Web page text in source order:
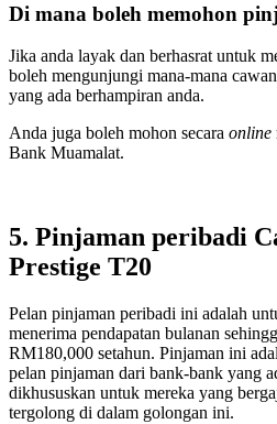
Di mana boleh memohon
Jika anda layak dan berhasrat untuk
boleh mengunjungi mana-mana
yang ada berhampiran anda.
Anda juga boleh mohon secara online
Bank Muamalat.
5. Pinjaman peribadi
Prestige T20
Pelan pinjaman peribadi ini adalah
menerima pendapatan bulanan
RM180,000 setahun. Pinjaman ini
pelan pinjaman dari bank-bank yang
dikhususkan untuk mereka yang
tergolong di dalam golongan ini.